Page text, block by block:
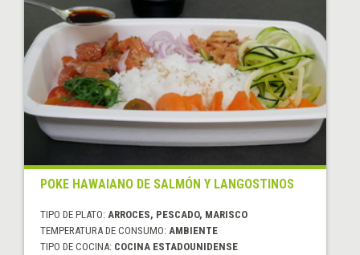
POKE HAWAIANO DE SALMÓN Y LANGOSTINOS
TIPO DE PLATO: ARROCES, PESCADO, MARISCO
TEMPERATURA DE CONSUMO: AMBIENTE
TIPO DE COCINA: COCINA ESTADOUNIDENSE